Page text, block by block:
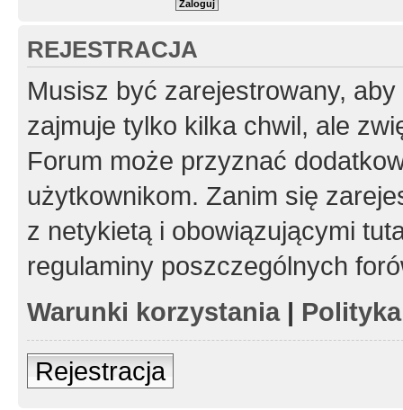
REJESTRACJA
Musisz być zarejestrowany,
zajmuje tylko kilka chwil, ale
Forum może przyznać
użytkownikom. Zanim się
z netykietą i obowiązującymi
regulaminy poszczególnych
Warunki korzystania|
Rejestracja